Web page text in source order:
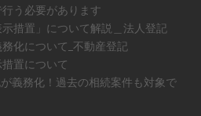
う必要があります
示措置」について解説＿法人登記
化について_不動産登記
置について
義務化！過去の相続案件も対象で